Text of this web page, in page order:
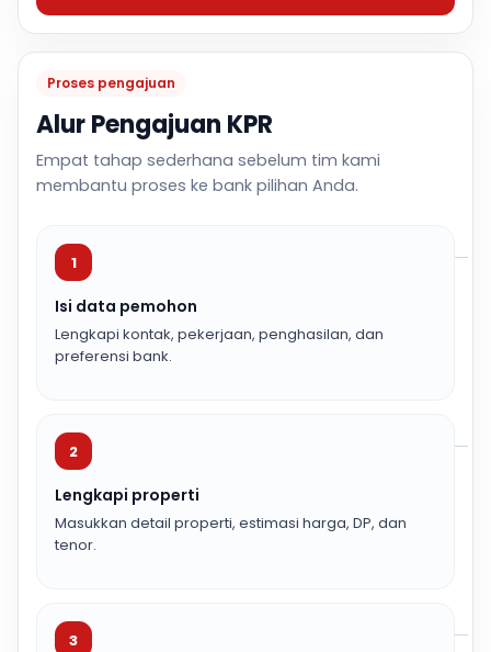
Proses pengajuan
Alur Pengajuan KPR
Empat tahap sederhana sebelum tim kami
membantu proses ke bank pilihan Anda.
1
Isi data pemohon
Lengkapi kontak, pekerjaan, penghasilan, dan
preferensi bank.
2
Lengkapi properti
Masukkan detail properti, estimasi harga, DP, dan
tenor.
3